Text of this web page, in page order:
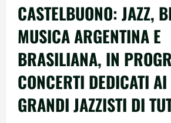
CASTELBUONO: JAZZ,
MUSICA ARGENTINA E
BRASILIANA, IN
CONCERTI DEDICATI AI
GRANDI JAZZISTI DI